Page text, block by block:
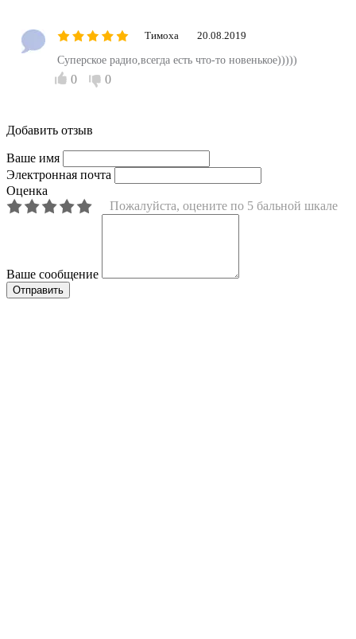
Тимоха 20.08.2019
Суперское радио,всегда есть что-то новенькое)))))
0 0
Добавить отзыв
Ваше имя
Электронная почта
Оценка
Пожалуйста, оцените по 5 бальной шкале
Ваше сообщение